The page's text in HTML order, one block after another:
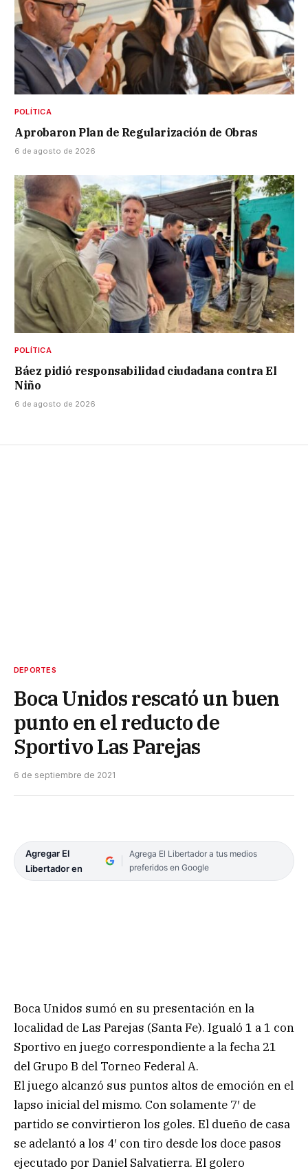
POLÍTICA
Aprobaron Plan de Regularización de Obras
6 de agosto de 2026
POLÍTICA
Báez pidió responsabilidad ciudadana contra El
Niño
6 de agosto de 2026
DEPORTES
Boca Unidos rescató un buen
punto en el reducto de
Sportivo Las Parejas
6 de septiembre de 2021
Agregar El
Libertador en
Agrega El Libertador a tus medios
preferidos en Google
Boca Unidos sumó en su presentación en la
localidad de Las Parejas (Santa Fe). Igualó 1 a 1 con
Sportivo en juego correspondiente a la fecha 21
del Grupo B del Torneo Federal A.
El juego alcanzó sus puntos altos de emoción en el
lapso inicial del mismo. Con solamente 7′ de
partido se convirtieron los goles. El dueño de casa
se adelantó a los 4′ con tiro desde los doce pasos
ejecutado por Daniel Salvatierra. El golero